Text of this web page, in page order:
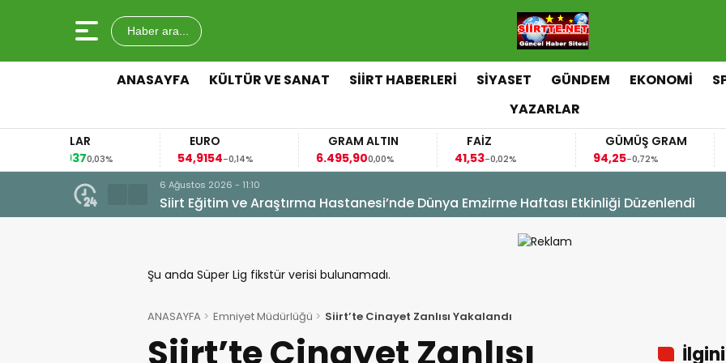
Haber ara...
ANASAYFA KÜLTÜR VE SANAT SİİRT HABERLERİ SİYASET GÜNDEM EKONOMİ
YAZARLAR
EURO
54,9154
-0,14%
GRAM ALTIN
6.495,90
0,00%
FAİZ
-0,02%
GÜMÜŞ GRAM
-0,72%
6 Ağustos 2026 - 08:56
İl Sağlık Müdürümüz Uzm. Dr. Besim Hacıoğlu, Kurtalan Sağlıklı Hayat Merkezini Ziyaret
Şu anda Süper Lig fikstür verisi bulunamadı.
ANASAYFA Emniyet Müdürlüğü Siirt’te Cinayet Zanlısı Yakalandı